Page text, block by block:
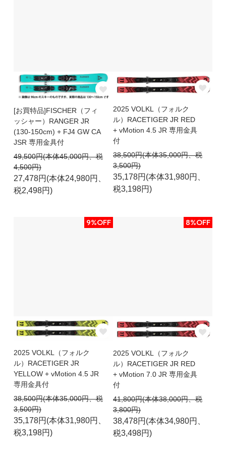
[お買特品]FISCHER（フィ
ッシャー）RANGER JR
(130-150cm) + FJ4 GW CA
JSR 専用金具付
49,500円(本体45,000円、税
4,500円)
27,478円(本体24,980円、
税2,498円)
2025 VOLKL（フォルク
ル）RACETIGER JR RED
+ vMotion 4.5 JR 専用金具
付
38,500円(本体35,000円、税
3,500円)
35,178円(本体31,980円、
税3,198円)
9%OFF
2025 VOLKL（フォルク
ル）RACETIGER JR
YELLOW + vMotion 4.5 JR
専用金具付
38,500円(本体35,000円、税
3,500円)
35,178円(本体31,980円、
税3,198円)
8%OFF
2025 VOLKL（フォルク
ル）RACETIGER JR RED
+ vMotion 7.0 JR 専用金具
付
41,800円(本体38,000円、税
3,800円)
38,478円(本体34,980円、
税3,498円)